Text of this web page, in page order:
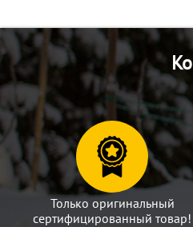
Только оригинальный
сертифицированный товар!